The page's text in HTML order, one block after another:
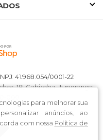
para melhorar sua
anúncios, ao
com nossa Política de
41.968.054/0001-22
18, Gabiroba, Ituporanga-